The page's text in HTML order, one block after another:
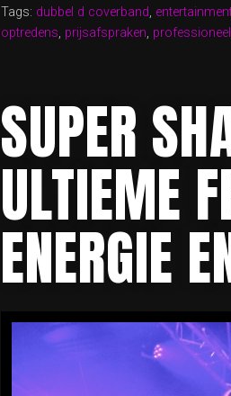
DE
Tags: dubbel d coverband,
optredens, prijsafspraken, professioneel
SUPER
ULTIEME
ENERGIE